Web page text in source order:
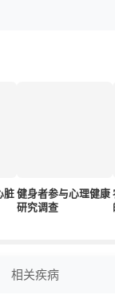
脏 健身者参与心理健康
研究调查
相关疾病